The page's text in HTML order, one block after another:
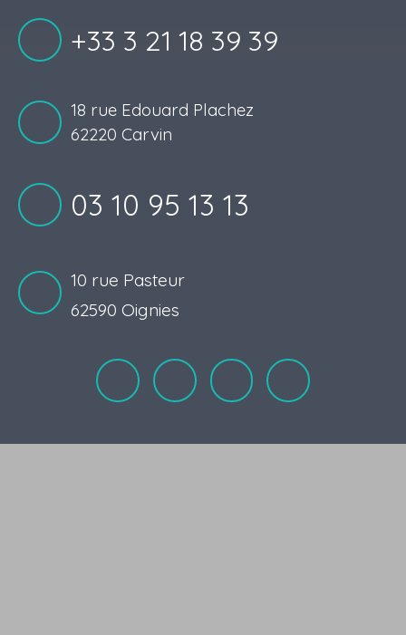
+33 3 21 18 39 39
18 rue Edouard Plachez
62220 Carvin
03 10 95 13 13
10 rue Pasteur
62590 Oignies